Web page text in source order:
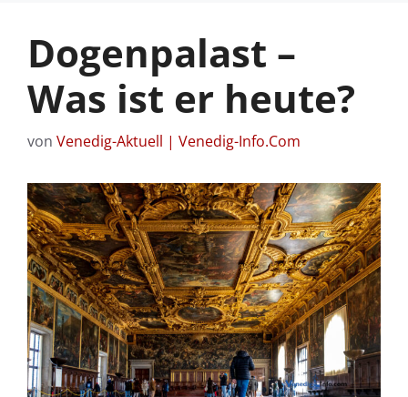
Dogenpalast –
Was ist er heute?
von Venedig-Aktuell | Venedig-Info.Com